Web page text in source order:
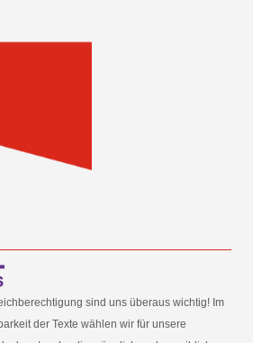
sind uns überaus wichtig! Im
der Texte wählen wir für unsere